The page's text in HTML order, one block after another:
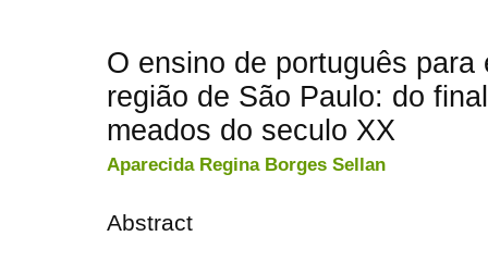
O ensino de português para
região de São Paulo: do
meados do seculo XX
Aparecida Regina Borges Sellan
Abstract